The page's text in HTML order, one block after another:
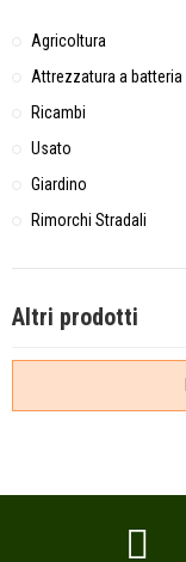
Agricoltura
Attrezzatura a batteria
Ricambi
Usato
Giardino
Rimorchi Stradali
Altri prodotti